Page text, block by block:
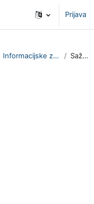
Prijava
Informacijske znanosti Sažetak